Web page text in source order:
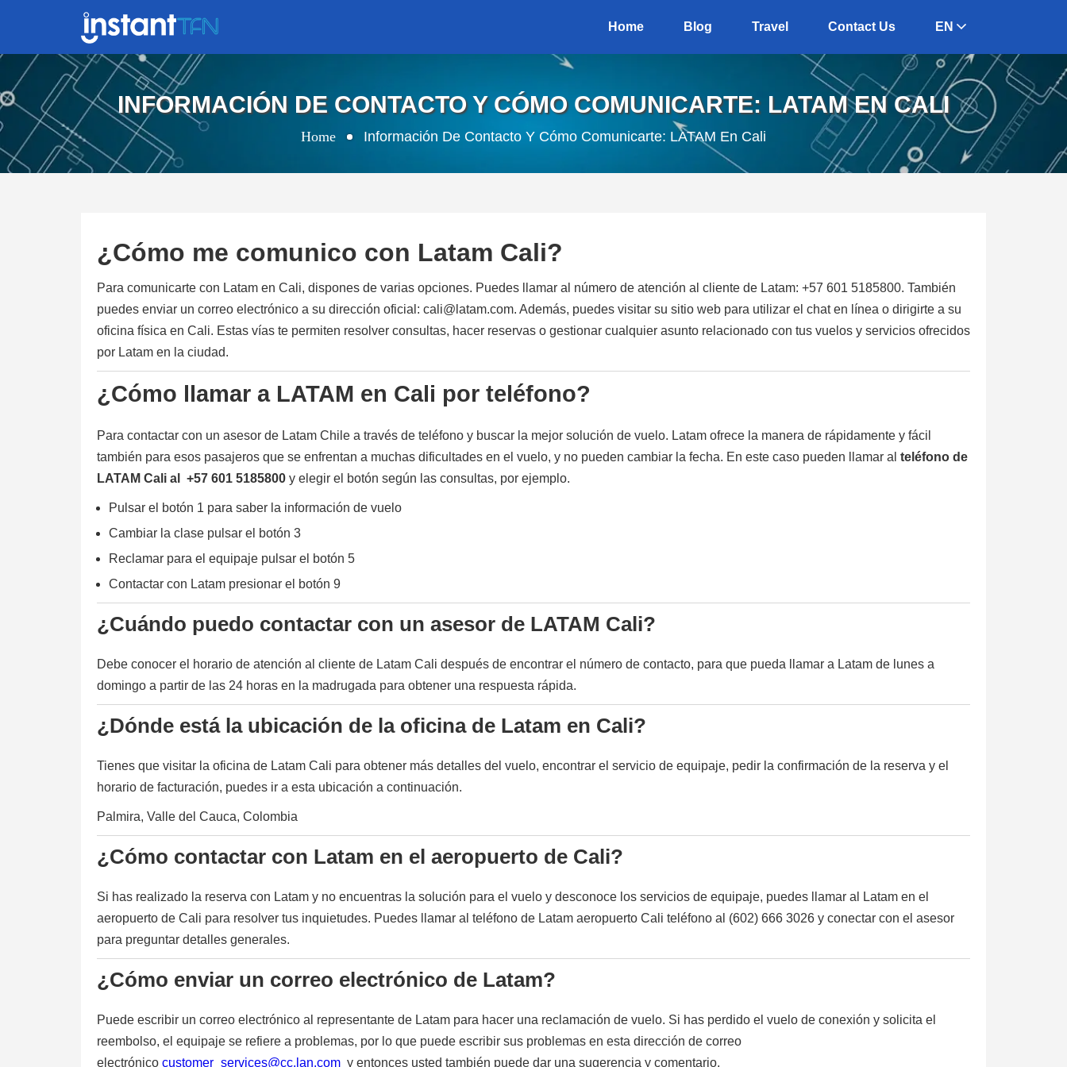
Home Blog Travel Contact Us EN
INFORMACIÓN DE CONTACTO Y CÓMO COMUNICARTE: LATAM EN CALI
Home Información De Contacto Y Cómo Comunicarte: LATAM En Cali
¿Cómo me comunico con Latam Cali?
Para comunicarte con Latam en Cali, dispones de varias opciones. Puedes llamar al número de atención al cliente de Latam: +57 601 5185800. También
puedes enviar un correo electrónico a su dirección oficial: cali@latam.com. Además, puedes visitar su sitio web para utilizar el chat en línea o dirigirte a su
oficina física en Cali. Estas vías te permiten resolver consultas, hacer reservas o gestionar cualquier asunto relacionado con tus vuelos y servicios ofrecidos
por Latam en la ciudad.
¿Cómo llamar a LATAM en Cali por teléfono?
Para contactar con un asesor de Latam Chile a través de teléfono y buscar la mejor solución de vuelo. Latam ofrece la manera de rápidamente y fácil
también para esos pasajeros que se enfrentan a muchas dificultades en el vuelo, y no pueden cambiar la fecha. En este caso pueden llamar al teléfono de
LATAM Cali al +57 601 5185800 y elegir el botón según las consultas, por ejemplo.
Pulsar el botón 1 para saber la información de vuelo
Cambiar la clase pulsar el botón 3
Reclamar para el equipaje pulsar el botón 5
Contactar con Latam presionar el botón 9
¿Cuándo puedo contactar con un asesor de LATAM Cali?
Debe conocer el horario de atención al cliente de Latam Cali después de encontrar el número de contacto, para que pueda llamar a Latam de lunes a
domingo a partir de las 24 horas en la madrugada para obtener una respuesta rápida.
¿Dónde está la ubicación de la oficina de Latam en Cali?
Tienes que visitar la oficina de Latam Cali para obtener más detalles del vuelo, encontrar el servicio de equipaje, pedir la confirmación de la reserva y el
horario de facturación, puedes ir a esta ubicación a continuación.
Palmira, Valle del Cauca, Colombia
¿Cómo contactar con Latam en el aeropuerto de Cali?
Si has realizado la reserva con Latam y no encuentras la solución para el vuelo y desconoce los servicios de equipaje, puedes llamar al Latam en el
aeropuerto de Cali para resolver tus inquietudes. Puedes llamar al teléfono de Latam aeropuerto Cali teléfono al (602) 666 3026 y conectar con el asesor
para preguntar detalles generales.
¿Cómo enviar un correo electrónico de Latam?
Puede escribir un correo electrónico al representante de Latam para hacer una reclamación de vuelo. Si has perdido el vuelo de conexión y solicita el
reembolso, el equipaje se refiere a problemas, por lo que puede escribir sus problemas en esta dirección de correo
electrónico customer_services@cc.lan.com y entonces usted también puede dar una sugerencia y comentario.